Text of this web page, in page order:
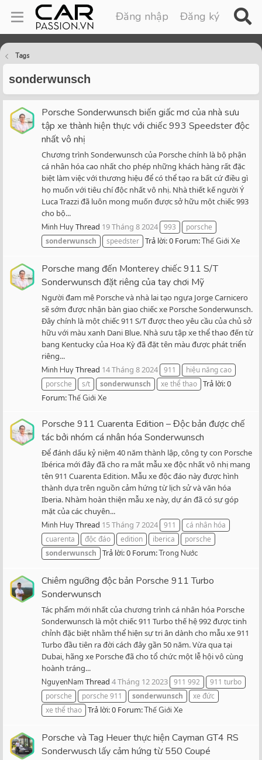
Đăng nhập Đăng ký
Tags
sonderwunsch
Porsche Sonderwunsch biến giấc mơ của nhà sưu
tập xe thành hiện thực với chiếc 993 Speedster độc
nhất vô nhị
Chương trình Sonderwunsch của Porsche chính là bộ phận
cá nhân hóa cao nhất cho phép những khách hàng rất đặc
biệt làm việc với thương hiệu để có thể tạo ra bất cứ điều gì
họ muốn với tiêu chí độc nhất vô nhị. Nhà thiết kế người Ý
Luca Trazzi đã luôn mong muốn được sở hữu một chiếc 993
cho bộ...
Minh HuyThread 19 Tháng 8 2024 993
porsche
sonderwunsch
speedster Trả lời: 0 Forum:Thế Giới Xe
Porsche mang đến Monterey chiếc 911 S/T
Sonderwunsch đặt riêng của tay chơi Mỹ
Người đam mê Porsche và nhà lai tạo ngựa Jorge Carnicero
sẽ sớm được nhận bàn giao chiếc xe Porsche Sonderwunsch.
Đây chính là một chiếc 911 S/T được theo yêu cầu của chủ sở
hữu với màu xanh Dani Blue. Nhà sưu tập xe thể thao đến từ
bang Kentucky của Hoa Kỳ đã đặt tên màu được phát triển
riêng...
Minh HuyThread 14 Tháng 8 2024 911
hiệu năng cao
porsche
s/t sonderwunsch xe thể thao Trả lời: 0
Forum:Thế Giới Xe
Porsche 911 Cuarenta Edition – Độc bản được chế
tác bởi nhóm cá nhân hóa Sonderwunsch
Để đánh dấu kỷ niệm 40 năm thành lập, công ty con Porsche
Ibérica mới đây đã cho ra mắt mẫu xe độc nhất vô nhị mang
tên 911 Cuarenta Edition. Mẫu xe độc đáo này được hình
thành dựa trên nguồn cảm hứng từ lịch sử và văn hóa
Iberia. Nhàm hoàn thiện mẫu xe này, dự án đã có sự góp
mặt của các chuyên...
Minh HuyThread 15 Tháng 7 2024 911
cá nhân hóa
cuarenta
độc đáo edition iberica
porsche
sonderwunsch
Trả lời: 0 Forum:Trong Nước
Chiêm ngưỡng độc bản Porsche 911 Turbo
Sonderwunsch
Tác phẩm mới nhất của chương trình cá nhân hóa Porsche
Sonderwunsch là một chiếc 911 Turbo thế hệ 992 được tinh
chỉnh đặc biệt nhằm thể hiện sự tri ân dành cho mẫu xe 911
Turbo đầu tiên ra đời cách đây gần 50 năm. Vừa qua tại
Dubai, hãng xe Porsche đã cho tổ chức một lễ hội vô cùng
hoành tráng...
NguyenNam Thread 4 Tháng 12 2023 911 992
911 turbo
porsche
porsche 911 sonderwunsch
xe đức
xe thể thao Trả lời: 0 Forum:Thế Giới Xe
Porsche và Tag Heuer thực hiện Cayman GT4 RS
Sonderwusch lấy cảm hứng từ 550 Coupé